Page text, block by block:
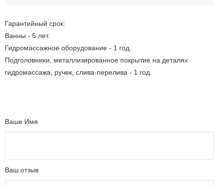
Гарантийный срок:
Ванны - 5 лет.
Гидромассажное оборудование - 1 год.
Подголовники, металлизированное покрытие на деталях
гидромассажа, ручек, слива-перелива - 1 год.
Ваше Имя
Ваш отзыв